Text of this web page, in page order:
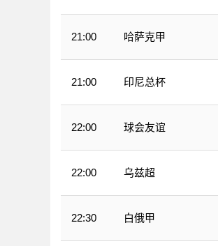
21:00 哈萨克甲
21:00 印尼总杯
22:00 球会友谊
22:00 乌兹超
22:30 白俄甲